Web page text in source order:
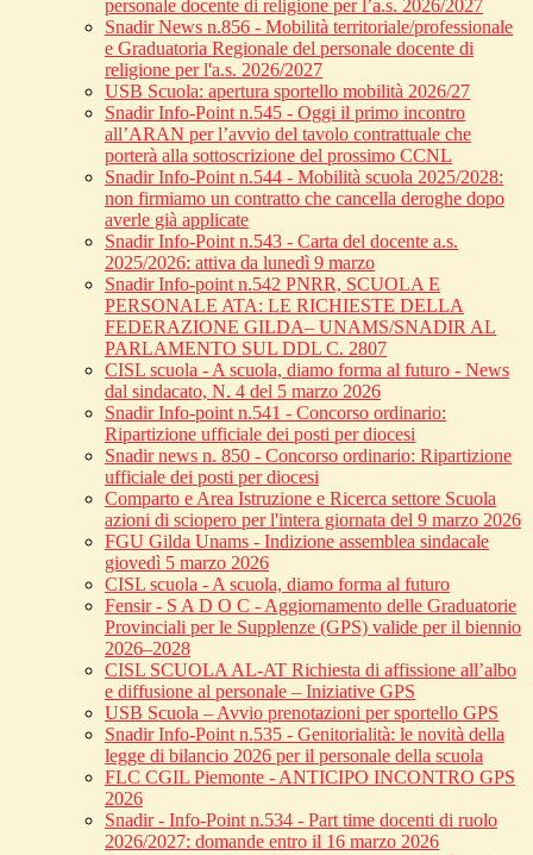
personale docente di religione per l’a.s. 2026/2027
Snadir News n.856 - Mobilità territoriale/professionale
e Graduatoria Regionale del personale docente di
religione per l'a.s. 2026/2027
USB Scuola: apertura sportello mobilità 2026/27
Snadir Info-Point n.545 - Oggi il primo incontro
all’ARAN per l’avvio del tavolo contrattuale che
porterà alla sottoscrizione del prossimo CCNL
Snadir Info-Point n.544 - Mobilità scuola 2025/2028:
non firmiamo un contratto che cancella deroghe dopo
averle già applicate
Snadir Info-Point n.543 - Carta del docente a.s.
2025/2026: attiva da lunedì 9 marzo
Snadir Info-point n.542 PNRR, SCUOLA E
PERSONALE ATA: LE RICHIESTE DELLA
FEDERAZIONE GILDA– UNAMS/SNADIR AL
PARLAMENTO SUL DDL C. 2807
CISL scuola - A scuola, diamo forma al futuro - News
dal sindacato, N. 4 del 5 marzo 2026
Snadir Info-point n.541 - Concorso ordinario:
Ripartizione ufficiale dei posti per diocesi
Snadir news n. 850 - Concorso ordinario: Ripartizione
ufficiale dei posti per diocesi
Comparto e Area Istruzione e Ricerca settore Scuola
azioni di sciopero per l'intera giornata del 9 marzo 2026
FGU Gilda Unams - Indizione assemblea sindacale
giovedì 5 marzo 2026
CISL scuola - A scuola, diamo forma al futuro
Fensir - S A D O C - Aggiornamento delle Graduatorie
Provinciali per le Supplenze (GPS) valide per il biennio
2026–2028
CISL SCUOLA AL-AT Richiesta di affissione all’albo
e diffusione al personale – Iniziative GPS
USB Scuola – Avvio prenotazioni per sportello GPS
Snadir Info-Point n.535 - Genitorialità: le novità della
legge di bilancio 2026 per il personale della scuola
FLC CGIL Piemonte - ANTICIPO INCONTRO GPS
2026
Snadir - Info-Point n.534 - Part time docenti di ruolo
2026/2027: domande entro il 16 marzo 2026